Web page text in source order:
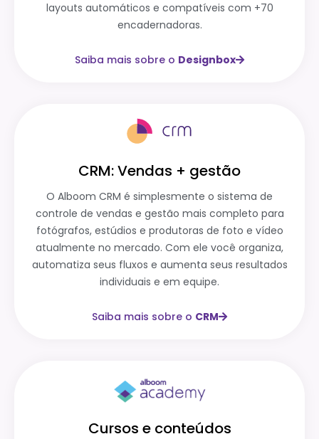
layouts automáticos e compatíveis com +70
encadernadoras.
Saiba mais sobre o Designbox
CRM: Vendas + gestão
O Alboom CRM é simplesmente o sistema de
controle de vendas e gestão mais completo para
fotógrafos, estúdios e produtoras de foto e vídeo
atualmente no mercado. Com ele você organiza,
automatiza seus fluxos e aumenta seus resultados
individuais e em equipe.
Saiba mais sobre o CRM
Cursos e conteúdos